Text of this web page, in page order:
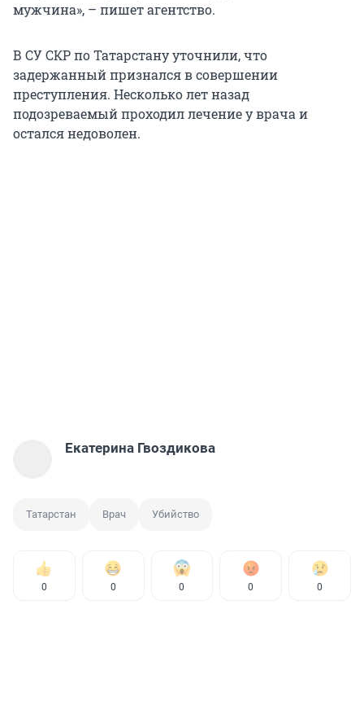
мужчина», – пишет агентство.
В СУ СКР по Татарстану уточнили, что
задержанный признался в совершении
преступления. Несколько лет назад
подозреваемый проходил лечение у врача и
остался недоволен.
Екатерина Гвоздикова
Татарстан Врач Убийство
0 0 0 0 0